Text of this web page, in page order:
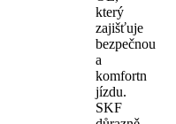
který
zajišťuje
bezpečnou
a
komfortn
jízdu.
SKF